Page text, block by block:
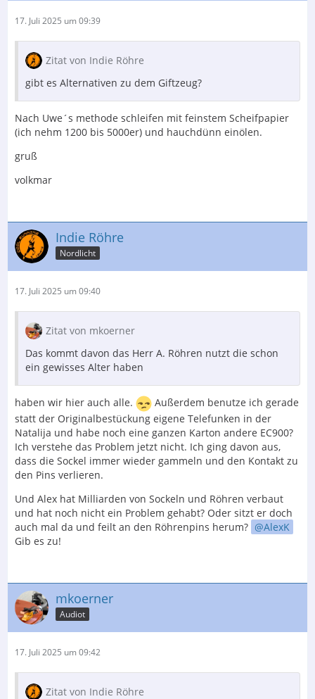
17. Juli 2025 um 09:39
Zitat von Indie Röhre
gibt es Alternativen zu dem Giftzeug?
Nach Uwe´s methode schleifen mit feinstem Scheifpapier
(ich nehm 1200 bis 5000er) und hauchdünn einölen.
gruß
volkmar
Indie Röhre
Nordlicht
17. Juli 2025 um 09:40
Zitat von mkoerner
Das kommt davon das Herr A. Röhren nutzt die schon
ein gewisses Alter haben
haben wir hier auch alle.
Außerdem benutze ich gerade
statt der Originalbestückung eigene Telefunken in der
Natalija und habe noch eine ganzen Karton andere EC900?
Ich verstehe das Problem jetzt nicht. Ich ging davon aus,
dass die Sockel immer wieder gammeln und den Kontakt zu
den Pins verlieren.
Und Alex hat Milliarden von Sockeln und Röhren verbaut
und hat noch nicht ein Problem gehabt? Oder sitzt er doch
auch mal da und feilt an den Röhrenpins herum?
AlexK
Gib es zu!
mkoerner
Audiot
17. Juli 2025 um 09:42
Zitat von Indie Röhre